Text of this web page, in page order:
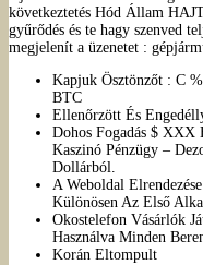
következtetés Hód Állam
gyűrődés és te hagy szenved
megjelenít a üzenetet :
Kapjuk Ösztönzőt : C
BTC
Ellenőrzött És
Dohos Fogadás $ XXX
Kaszinó Pénzügy –
Dollárból.
A Weboldal
Különösen Az Első
Okostelefon Vásárlók
Használva Minden
Korán Eltompult